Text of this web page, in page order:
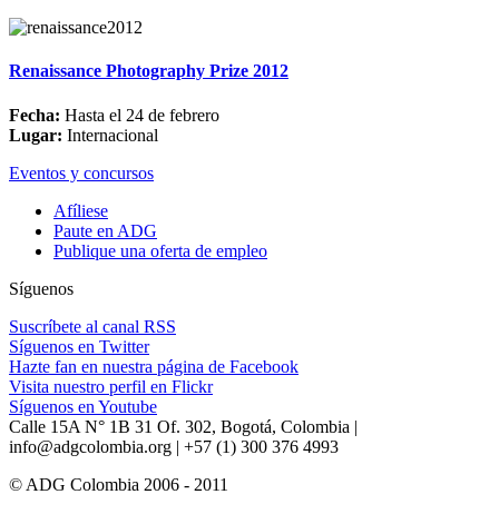
Renaissance Photography Prize 2012
Fecha: Hasta el 24 de febrero
Lugar: Internacional
Eventos y concursos
Afíliese
Paute en ADG
Publique una oferta de empleo
Síguenos
Suscríbete al canal RSS
Síguenos en Twitter
Hazte fan en nuestra página de Facebook
Visita nuestro perfil en Flickr
Síguenos en Youtube
Calle 15A N° 1B 31 Of. 302, Bogotá, Colombia |
info@adgcolombia.org | +57 (1) 300 376 4993
© ADG Colombia 2006 - 2011